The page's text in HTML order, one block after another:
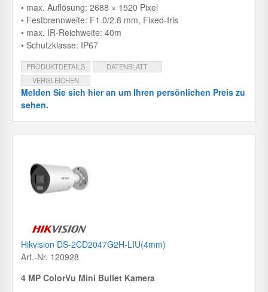
• max. Auflösung: 2688 × 1520 Pixel
• Festbrennweite: F1.0/2.8 mm, Fixed-Iris
• max. IR-Reichweite: 40m
• Schutzklasse: IP67
PRODUKTDETAILS
DATENBLATT
VERGLEICHEN
Melden Sie sich hier an um Ihren persönlichen Preis zu
sehen.
Hikvision DS-2CD2047G2H-LIU(4mm)
Art.-Nr. 120928
4 MP ColorVu Mini Bullet Kamera